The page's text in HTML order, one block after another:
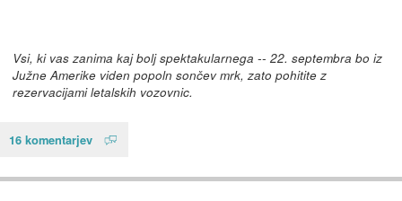
Vsi, ki vas zanima kaj bolj spektakularnega -- 22. septembra bo iz
Južne Amerike viden popoln sončev mrk, zato pohitite z
rezervacijami letalskih vozovnic.
16 komentarjev